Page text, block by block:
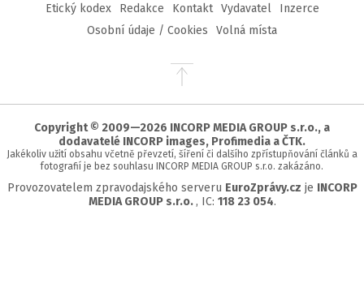
Etický kodex Redakce Kontakt Vydavatel
Inzerce
Osobní údaje / Cookies
Volná místa
Přejít
stránky
Copyright © 2009—2026 INCORP MEDIA GROUP s.r.o., a
dodavatelé INCORP images, Profimedia a ČTK.
Jakékoliv užití obsahu včetně převzetí, šíření či dalšího zpřístupňování článků a
fotografií je bez souhlasu INCORP MEDIA GROUP s.r.o. zakázáno.
Provozovatelem zpravodajského serveru EuroZprávy.cz je INCORP
MEDIA GROUP s.r.o. , IC: 118 23 054.